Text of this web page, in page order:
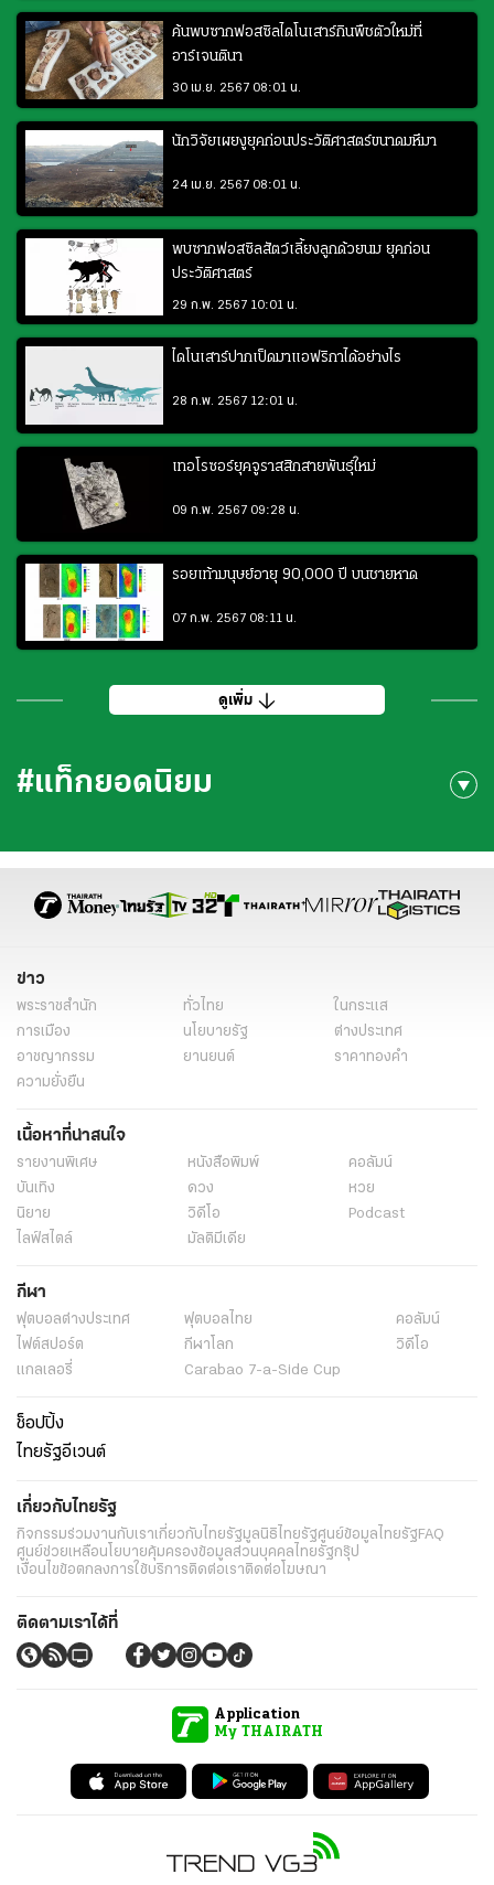
ค้นพบซากฟอสซิลไดโนเสาร์กินพืชตัวใหม่ที่
อาร์เจนตินา
30 เม.ย. 2567 08:01 น.
นักวิจัยเผยงูยุคก่อนประวัติศาสตร์ขนาดมหึมา
24 เม.ย. 2567 08:01 น.
พบซากฟอสซิลสัตว์เลี้ยงลูกด้วยนม ยุคก่อน
ประวัติศาสตร์
29 ก.พ. 2567 10:01 น.
ไดโนเสาร์ปากเป็ดมาแอฟริกาได้อย่างไร
28 ก.พ. 2567 12:01 น.
เทอโรซอร์ยุคจูราสสิกสายพันธุ์ใหม่
09 ก.พ. 2567 09:28 น.
รอยเท้ามนุษย์อายุ 90,000 ปี บนชายหาด
07 ก.พ. 2567 08:11 น.
ดูเพิ่ม
#แท็กยอดนิยม
ข่าว
พระราชสำนัก ทั่วไทย
ในกระแส
การเมือง
นโยบายรัฐ
ต่างประเทศ
อาชญากรรม
ยานยนต์
ราคาทองคำ
ความยั่งยืน
เนื้อหาที่น่าสนใจ
รายงานพิเศษ หนังสือพิมพ์
คอลัมน์
บันเทิง
ดวง
หวย
นิยาย
วิดีโอ
Podcast
ไลฟ์สไตล์
มัลติมีเดีย
กีฬา
ฟุตบอลต่่างประเทศ ฟุตบอลไทย
คอลัมน์
ไฟต์สปอร์ต
กีฬาโลก
วิดีโอ
แกลเลอรี่
Carabao 7-a-Side Cup
ช็อปปิ้ง
ไทยรัฐอีเวนต์
เกี่ยวกับไทยรัฐ
กิจกรรมร่วมงานกับเราเกี่ยวกับไทยรัฐมูลนิธิไทยรัฐศูนย์ข้อมูลไทยรัฐ FAQ
ศูนย์ช่วยเหลือนโยบายคุ้มครองข้อมูลส่วนบุคคลไทยรัฐกรุ๊ป
เงื่อนไขข้อตกลงการใช้บริการติดต่อเราติดต่อโฆษณา
ติดตามเราได้ที่
Application
My THAIRATH